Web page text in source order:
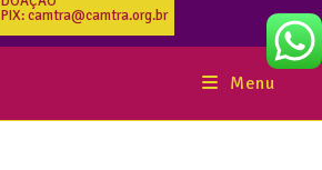
PIX: camtra@camtra.org.br
Menu